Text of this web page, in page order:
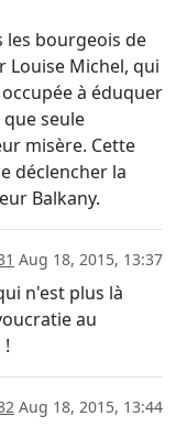
les bourgeois de
Louise Michel, qui
à éduquer
seule
misère. Cette
déclencher la
Balkany.
Aug 18, 2015, 13:37
n'est plus là
au
Aug 18, 2015, 13:44